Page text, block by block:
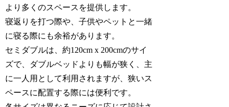
より多くのスペースを提供します。
寝返りを打つ際や、子供やペットと一緒
に寝る際にも余裕があります。
セミダブルは、約120cm x 200cmのサイ
ズで、ダブルベッドよりも幅が狭く、主
に一人用として利用されますが、狭いス
ペースに配置する際には便利です。